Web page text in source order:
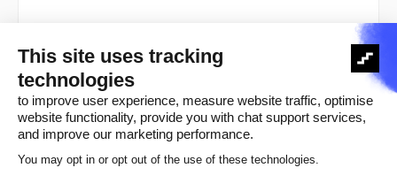
Copyright ©️ 2025
Informativa sui cookie
Termini e condizioni
Avviso legale